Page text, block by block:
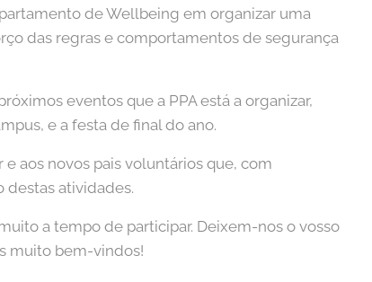
de Wellbeing em organizar uma
das regras e comportamentos de segurança
eventos que a PPA está a organizar,
e a festa de final do ano.
aos novos pais voluntários que, com
destas atividades.
a tempo de participar. Deixem-nos o vosso
muito bem-vindos!